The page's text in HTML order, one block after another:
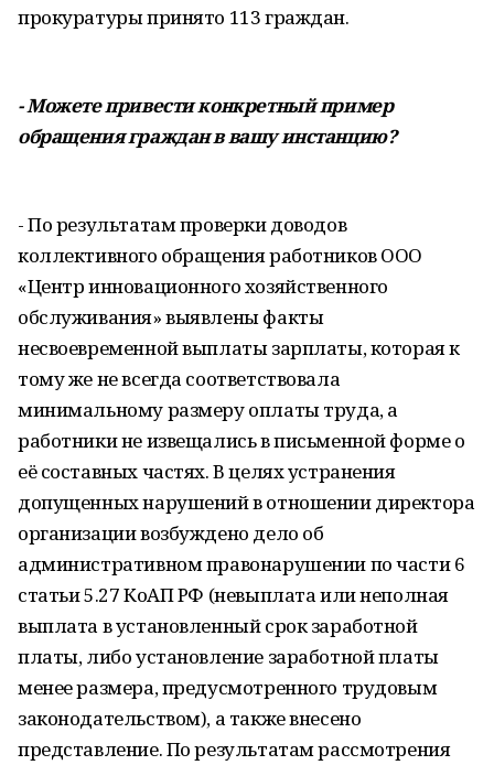
прокуратуры принято 113 граждан.
- Можете привести конкретный пример
обращения граждан в вашу инстанцию?
- По результатам проверки доводов
коллективного обращения работников ООО
«Центр инновационного хозяйственного
обслуживания» выявлены факты
несвоевременной выплаты зарплаты, которая к
тому же не всегда соответствовала
минимальному размеру оплаты труда, а
работники не извещались в письменной форме о
её составных частях. В целях устранения
допущенных нарушений в отношении директора
организации возбуждено дело об
административном правонарушении по части 6
статьи 5.27 КоАП РФ (невыплата или неполная
выплата в установленный срок заработной
платы, либо установление заработной платы
менее размера, предусмотренного трудовым
законодательством), а также внесено
представление. По результатам рассмотрения